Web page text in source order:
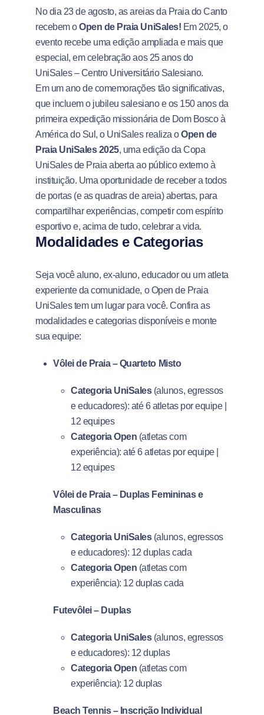
No dia 23 de agosto, as areias da Praia do Canto
recebem oOpen de Praia UniSales! Em 2025, o
evento recebe uma edição ampliada e mais que
especial, em celebração aos 25 anos do
UniSales – Centro Universitário Salesiano.
Em um ano de comemorações tão significativas,
que incluem o jubileu salesiano e os 150 anos da
primeira expedição missionária de Dom Bosco à
América do Sul, o UniSales realiza oOpen de
Praia UniSales 2025, uma edição da Copa
UniSales de Praia aberta ao público externo à
instituição. Uma oportunidade de receber a todos
de portas (e as quadras de areia) abertas, para
compartilhar experiências, competir com espírito
esportivo e, acima de tudo, celebrar a vida.
Modalidades e Categorias
Seja você aluno, ex-aluno, educador ou um atleta
experiente da comunidade, o Open de Praia
UniSales tem um lugar para você. Confira as
modalidades e categorias disponíveis e monte
sua equipe:
Vôlei de Praia – Quarteto Misto
Categoria UniSales(alunos, egressos
e educadores): até 6 atletas por equipe |
12 equipes
Categoria Open (atletas com
experiência): até 6 atletas por equipe |
12 equipes
Vôlei de Praia – Duplas Femininas e
Masculinas
Categoria UniSales (alunos, egressos
e educadores): 12 duplas cada
Categoria Open (atletas com
experiência): 12 duplas cada
Futevôlei – Duplas
Categoria UniSales (alunos, egressos
e educadores): 12 duplas
Categoria Open (atletas com
experiência): 12 duplas
Beach Tennis – Inscrição Individual